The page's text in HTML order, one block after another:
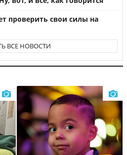
проверить свои силы на
ВСЕ НОВОСТИ